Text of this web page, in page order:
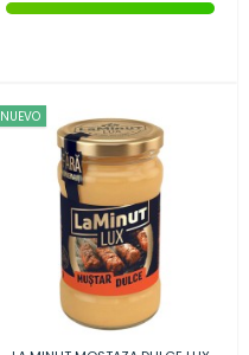
NUEVO